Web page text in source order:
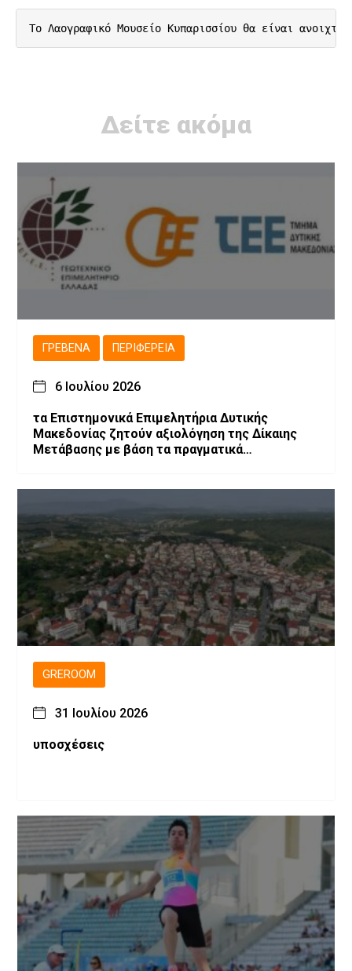
Το Λαογραφικό Μουσείο Κυπαρισσίου θα είναι
Δείτε ακόμα
ΓΡΕΒΕΝΆ ΠΕΡΙΦΈΡΕΙΑ
6 Ιουλίου 2026
τα Επιστημονικά Επιμελητήρια Δυτικής
Μακεδονίας ζητούν αξιολόγηση της Δίκαιης
Μετάβασης με βάση τα πραγματικά
GREROOM
31 Ιουλίου 2026
υποσχέσεις